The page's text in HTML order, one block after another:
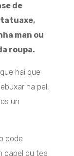
de
tatuaxe,
man ou
roupa.
hai que
na pel,
un
pode
papel ou tea